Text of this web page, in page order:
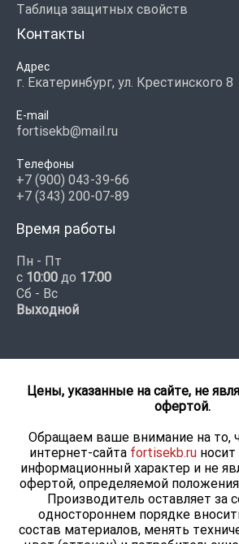
Таблица защитных свойств
Контакты
Адрес
г. Екатеринбург, ул. Крестинского 8
E-mail
fortisekb@mail.ru
Телефоны
+7 (900) 043-39-66
+7 (343) 200-07-89
Время работы
Пн - Пт
с 10:00 до 17:00
Сб - Вс
Выходной
Цены, указанные на сайте, не
офертой.
Обращаем ваше внимание на то,
интернет-сайта fortisekb.ru
информационный характер и не
офертой, определяемой
Производитель оставляет за
одностороннем порядке
состав материалов, менять